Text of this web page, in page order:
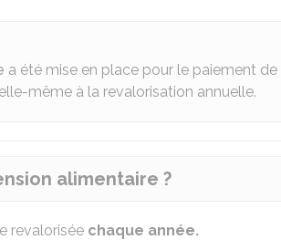
a été mise en place pour le paiement de
même à la revalorisation annuelle.
alimentaire ?
revalorisée chaque année.